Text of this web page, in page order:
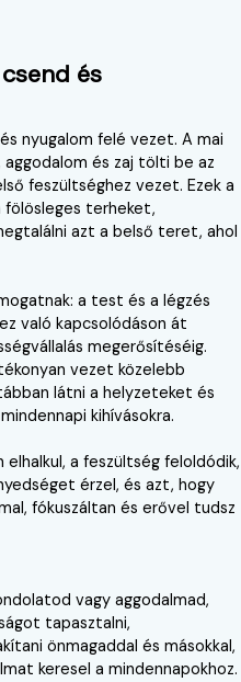
és
nyugalom felé vezet. A mai
és zaj tölti be az
feszültséghez vezet. Ezek a
fölösleges terheket,
azt a belső teret, ahol
a test és a légzés
való kapcsolódáson át
megerősítéséig.
vezet közelebb
látni a helyzeteket és
kihívásokra.
elhalkul, a feszültség feloldódik,
érzel, és azt, hogy
fókuszáltan és erővel tudsz
vagy aggodalmad,
tapasztalni,
önmagaddal és másokkal,
keresel a mindennapokhoz.